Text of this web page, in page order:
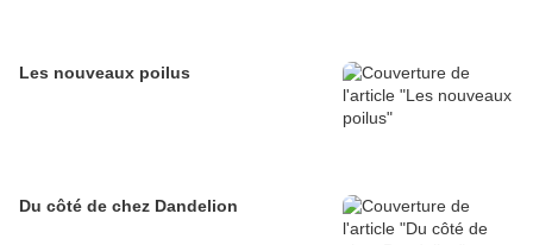
Les nouveaux poilus
Du côté de chez Dandelion